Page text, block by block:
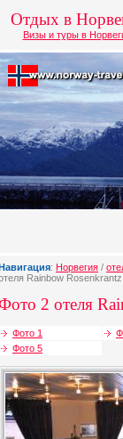
Отдых в
Визы и туры в
: Норвегия /
Rainbow Rosenkrantz
2 отеля
Фото 1
Фото 5